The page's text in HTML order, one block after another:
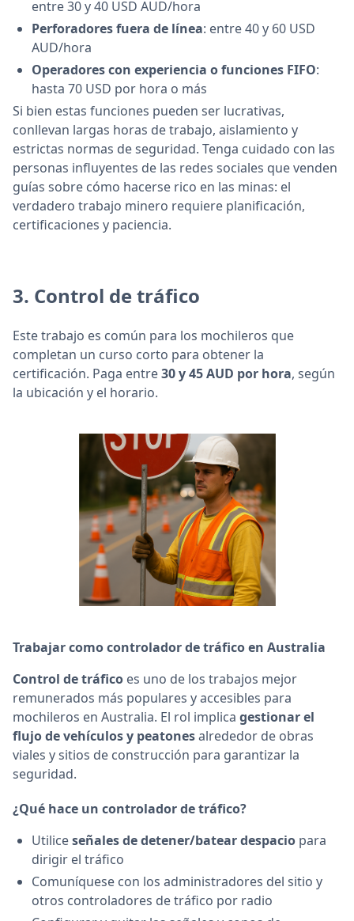
entre 30 y 40 USD AUD/hora
Perforadores fuera de línea: entre 40 y 60 USD
AUD/hora
Operadores con experiencia o funciones FIFO:
hasta 70 USD por hora o más
Si bien estas funciones pueden ser lucrativas,
conllevan largas horas de trabajo, aislamiento y
estrictas normas de seguridad. Tenga cuidado con las
personas influyentes de las redes sociales que venden
guías sobre cómo hacerse rico en las minas: el
verdadero trabajo minero requiere planificación,
certificaciones y paciencia.
3. Control de tráfico
Este trabajo es común para los mochileros que
completan un curso corto para obtener la
certificación. Paga entre30 y 45 AUD por hora, según
la ubicación y el horario.
Trabajar como controlador de tráfico en Australia
Control de tráfico es uno de los trabajos mejor
remunerados más populares y accesibles para
mochileros en Australia. El rol implica gestionar el
flujo de vehículos y peatonesalrededor de obras
viales y sitios de construcción para garantizar la
seguridad.
¿Qué hace un controlador de tráfico?
Utiliceseñales de detener/batear despacio para
dirigir el tráfico
Comuníquese con los administradores del sitio y
otros controladores de tráfico por radio